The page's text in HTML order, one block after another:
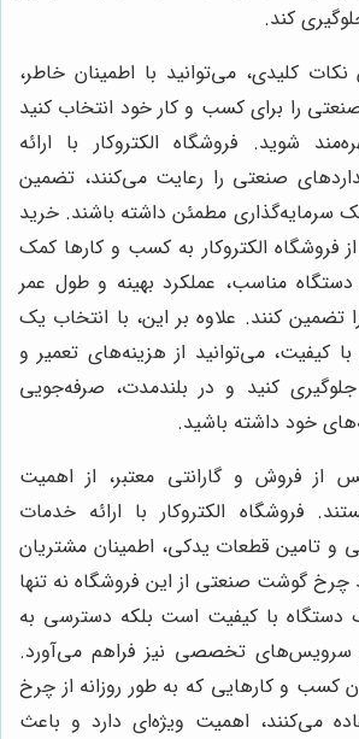
کند.
کلیدی، می‌توانید با اطمینان خاطر،
را برای کسب و کار خود انتخاب کنید
شوید. فروشگاه الکتروکار با ارائه
صنعتی را رعایت می‌کنند، تضمین
سرمایه‌گذاری مطمئن داشته باشند. خرید
الکتروکار به کسب و کارها کمک
مناسب، عملکرد بهینه و طول عمر
تضمین کنند. علاوه بر این، با انتخاب یک
می‌توانید از هزینه‌های تعمیر و
کنید و در بلندمدت، صرفه‌جویی
خود داشته باشید.
از فروش و گارانتی معتبر، از اهمیت
فروشگاه الکتروکار با ارائه خدمات
و تامین قطعات یدکی، اطمینان مشتریان
گوشت صنعتی از این فروشگاه نه تنها
دستگاه با کیفیت است بلکه دسترسی به
سرویس‌های تخصصی نیز فراهم می‌آورد.
کسب و کارهایی که به طور روزانه از چرخ
می‌کنند، اهمیت ویژه‌ای دارد و باعث